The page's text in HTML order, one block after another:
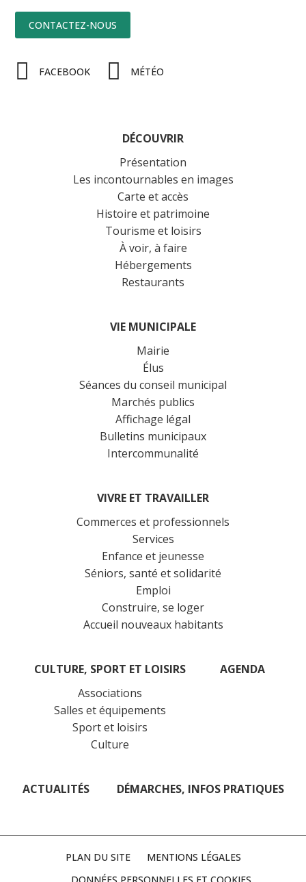
CONTACTEZ-NOUS
FACEBOOK MÉTÉO
DÉCOUVRIR
Présentation
Les incontournables en images
Carte et accès
Histoire et patrimoine
Tourisme et loisirs
À voir, à faire
Hébergements
Restaurants
VIE MUNICIPALE
Mairie
Élus
Séances du conseil municipal
Marchés publics
Affichage légal
Bulletins municipaux
Intercommunalité
VIVRE ET TRAVAILLER
Commerces et professionnels
Services
Enfance et jeunesse
Séniors, santé et solidarité
Emploi
Construire, se loger
Accueil nouveaux habitants
CULTURE, SPORT ET LOISIRS
Associations
Salles et équipements
Sport et loisirs
Culture
AGENDA
ACTUALITÉS DÉMARCHES, INFOS PRATIQUES
PLAN DU SITE
MENTIONS LÉGALES
DONNÉES PERSONNELLES ET COOKIES